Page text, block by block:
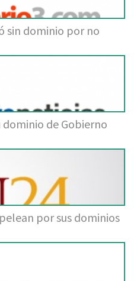
sin dominio por no
dominio de Gobierno
por sus dominios